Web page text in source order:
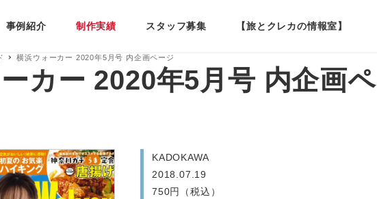
事例紹介 制作実績 スタッフ募集 【旅とクレカの情報室】
横浜ウォーカー 2020年5月号 内企画ページ
カー 2020年5月号 内企画ペ
KADOKAWA
2018.07.19
750円（税込）